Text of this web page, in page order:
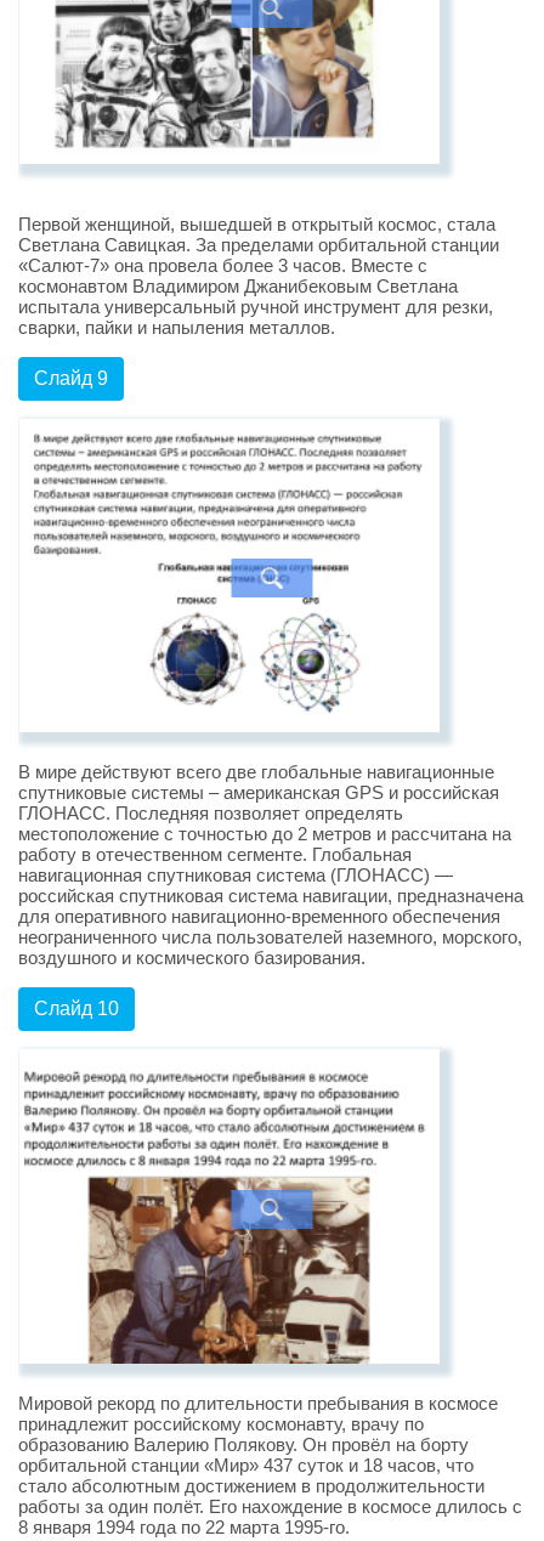
Первой женщиной, вышедшей в открытый космос, стала
Светлана Савицкая. За пределами орбитальной станции
«Салют-7» она провела более 3 часов. Вместе с
космонавтом Владимиром Джанибековым Светлана
испытала универсальный ручной инструмент для резки,
сварки, пайки и напыления металлов.
Слайд 9
В мире действуют всего две глобальные навигационные
спутниковые системы – американская GPS и российская
ГЛОНАСС. Последняя позволяет определять
местоположение с точностью до 2 метров и рассчитана на
работу в отечественном сегменте. Глобальная
навигационная спутниковая система (ГЛОНАСС) —
российская спутниковая система навигации, предназначена
для оперативного навигационно-временного обеспечения
неограниченного числа пользователей наземного, морского,
воздушного и космического базирования.
Слайд 10
Мировой рекорд по длительности пребывания в космосе
принадлежит российскому космонавту, врачу по
образованию Валерию Полякову. Он провёл на борту
орбитальной станции «Мир» 437 суток и 18 часов, что
стало абсолютным достижением в продолжительности
работы за один полёт. Его нахождение в космосе длилось с
8 января 1994 года по 22 марта 1995-го.